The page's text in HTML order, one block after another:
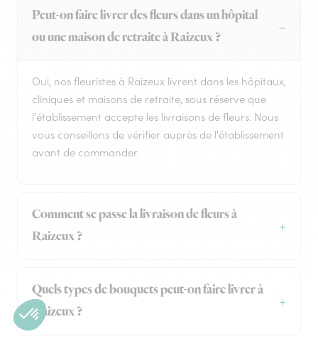
Peut-on faire livrer des fleurs dans un hôpital
ou une maison de retraite à Raizeux ?
Oui, nos fleuristes à Raizeux livrent dans les hôpitaux,
cliniques et maisons de retraite, sous réserve que
l'établissement accepte les livraisons de fleurs. Nous
vous conseillons de vérifier auprès de l'établissement
avant de commander.
Comment se passe la livraison de fleurs à
Raizeux ?
Quels types de bouquets peut-on faire livrer à
Raizeux ?